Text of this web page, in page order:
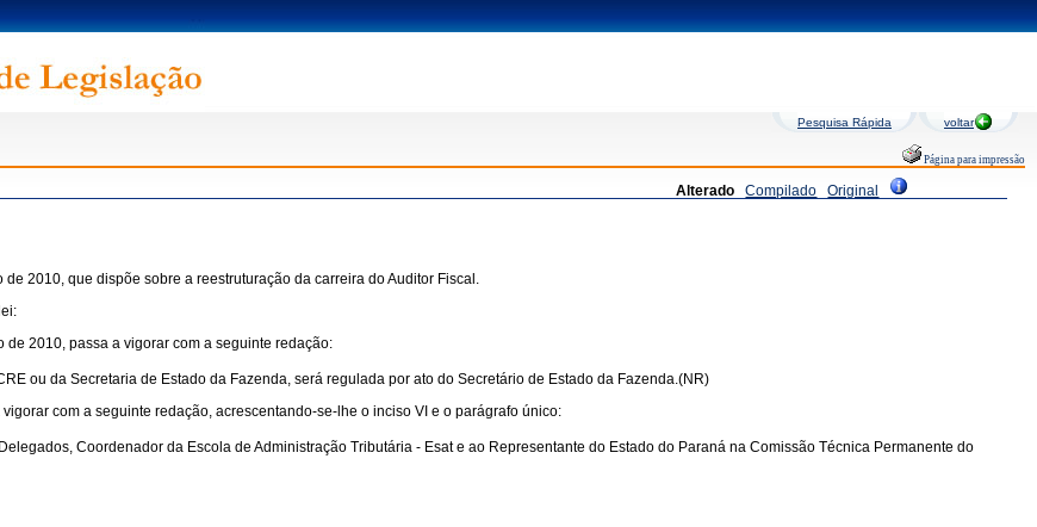
Pesquisa Rápida voltar
Página para impressão
Alterado Compilado Original
2010, que dispõe sobre a reestruturação da carreira do Auditor Fiscal.
de 2010, passa a vigorar com a seguinte redação:
ou da Secretaria de Estado da Fazenda, será regulada por ato do Secretário de Estado da Fazenda.(NR)
com a seguinte redação, acrescentando-se-lhe o inciso VI e o parágrafo único:
Coordenador da Escola de Administração Tributária - Esat e ao Representante do Estado do Paraná na Comissão Técnica Permanente do